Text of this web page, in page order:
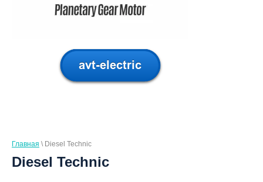
Главная \ Diesel Technic
Diesel Technic